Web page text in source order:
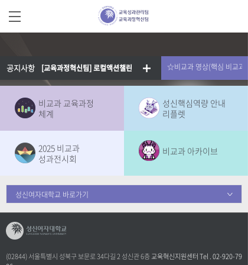
공지사항 [교육과정혁신팀] 로컬액션챌린지 : 성북을 바꾸는 아이디어 발굴단
☆비교과 영상(핵심 비교
비교과 교육과정
체계
성신핵심역량 안내
리플렛
2025 비교과
성과전시회
비교과 아카이브
성신여자대학교 바로가기
(02844) 서울특별시 성북구 보문로 34다길 2 성신관 6층 교육혁신지원센터 Tel . 02-920-79